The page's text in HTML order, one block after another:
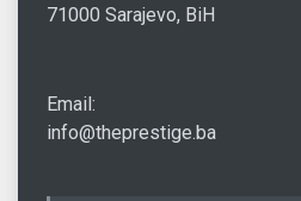
71000 Sarajevo, BiH
Email:
info@theprestige.ba